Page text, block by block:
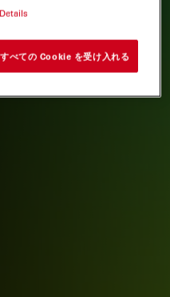
すべての Cookie を受け入れる